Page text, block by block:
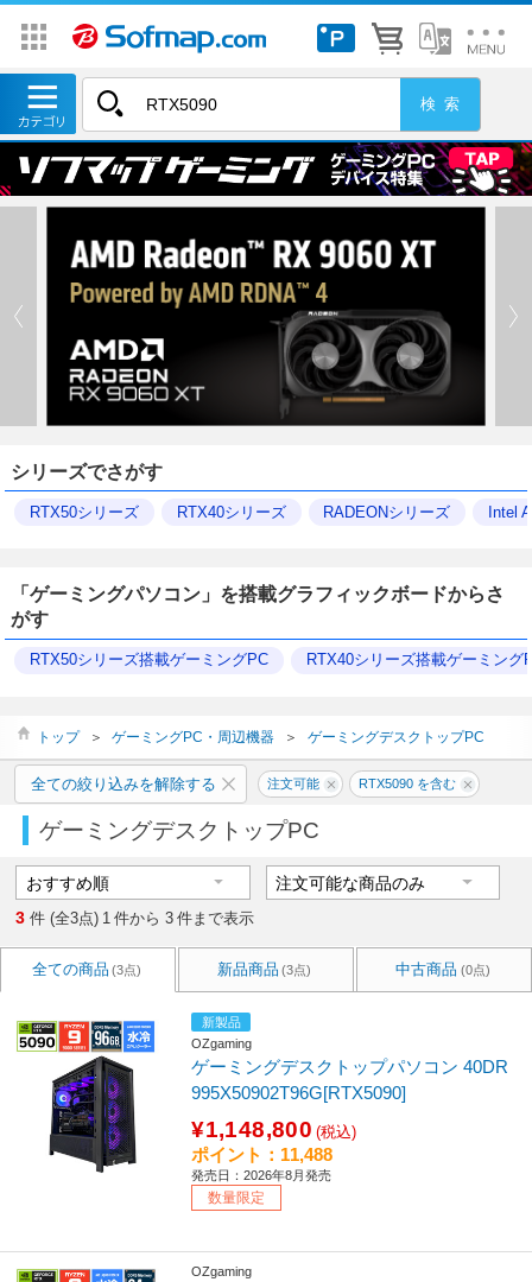
シリーズでさがす
RTX50シリーズ RTX40シリーズ RADEONシリーズ Intel
「ゲーミングパソコン」を搭載グラフィックボードからさ
がす
RTX50シリーズ搭載ゲーミングPC RTX40シリーズ搭載ゲーミング
トップ ＞ ゲーミングPC・周辺機器 ＞ ゲーミングデスクトップPC
全ての絞り込みを解除する 注文可能 RTX5090 を含む
ゲーミングデスクトップPC
3 件 (全3点) 1 件から 3 件まで表示
全ての商品 (3点) 新品商品 (3点) 中古商品 (0点)
新製品
OZgaming
ゲーミングデスクトップパソコン 40DR
995X50902T96G[RTX5090]
¥1,148,800 (税込)
ポイント：11,488
発売日：2026年8月発売
数量限定
OZgaming